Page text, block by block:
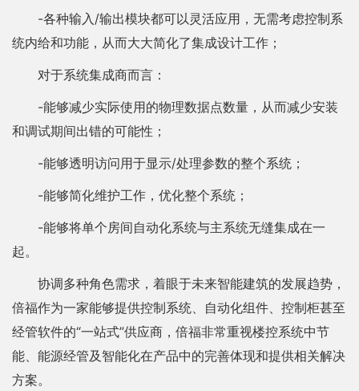
-各种输入/输出模块都可以灵活应用，无需考虑控制系
统内给和功能，从而大大简化了集成设计工作；
对于系统集成商而言：
-能够减少实际使用的物理数据点数量，从而减少安装
和调试期间出错的可能性；
-能够透明访问用于显示/处理参数的整个系统；
-能够简化维护工作，优化整个系统；
-能够将单个房间自动化系统与主系统无缝集成在一
起。
协调多种角色需求，着眼于未来智能建筑的发展趋势，
倍福作为一家能够提供控制系统、自动化组件、控制柜甚至
经管软件的“一站式”供应商，倍福非常重视楼控系统中节
能、能源经管及智能化在产品中的完善体现和提供相关解决
方案。